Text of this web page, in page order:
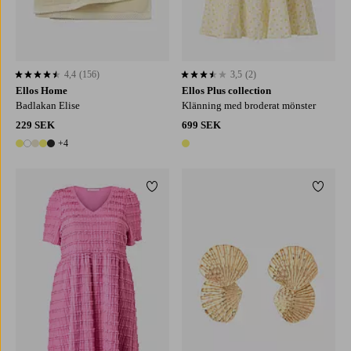
Ellos Home
Badlakan Elise
229 SEK
9 färger
+4
4,4 baserat på 156 st betyg
4,4 (156)
Ellos Plus collection
Klänning med broderat mönster
699 SEK
1 färg
3,5 baserat på 2 st betyg
3,5 (2)
Lägg till i favoriter
2XL 3XL4XL
Lägg